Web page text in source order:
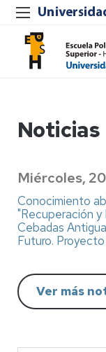
Noticias
Miércoles,
Conocimiento
"Recuperación y
Cebadas
Futuro.
Ver más